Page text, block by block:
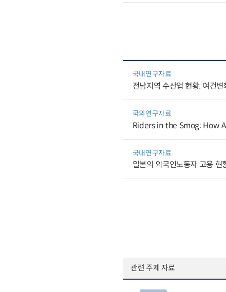
국내연구자료
전남지역 수산업 현황, 여건
국외연구자료
Riders in the Smog: How
국내연구자료
일본의 외국인노동자 고용 현
관련 주제 자료